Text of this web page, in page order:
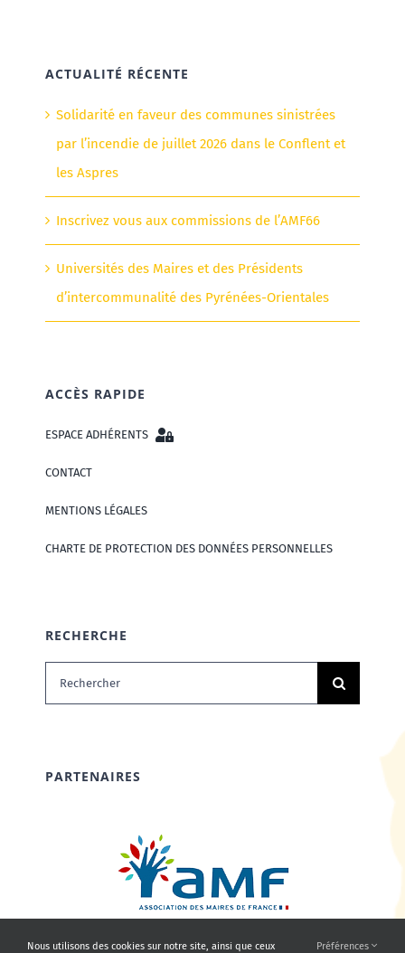
ACTUALITÉ RÉCENTE
Solidarité en faveur des communes sinistrées
par l’incendie de juillet 2026 dans le Conflent et
les Aspres
Inscrivez vous aux commissions de l’AMF66
Universités des Maires et des Présidents
d’intercommunalité des Pyrénées-Orientales
ACCÈS RAPIDE
ESPACE ADHÉRENTS
CONTACT
MENTIONS LÉGALES
CHARTE DE PROTECTION DES DONNÉES PERSONNELLES
RECHERCHE
Rechercher:
PARTENAIRES
Nous utilisons des cookies sur notre site, ainsi que ceux Préférences